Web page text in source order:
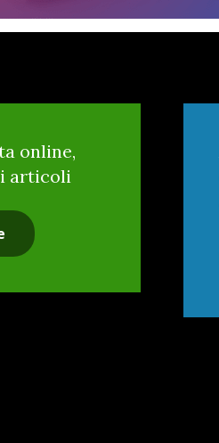
online,
articoli